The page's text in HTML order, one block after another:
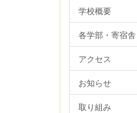
学校概要
各学部・寄宿舎
アクセス
お知らせ
取り組み